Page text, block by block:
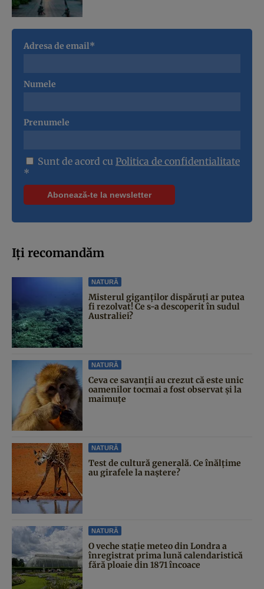
Adresa de email*
Numele
Prenumele
Sunt de acord cu Politica de confidentialitate
*
Iți recomandăm
NATURĂ
Misterul giganților dispăruți ar putea
fi rezolvat! Ce s-a descoperit în sudul
Australiei?
NATURĂ
Ceva ce savanții au crezut că este unic
oamenilor tocmai a fost observat și la
maimuțe
NATURĂ
Test de cultură generală. Ce înălțime
au girafele la naștere?
NATURĂ
O veche stație meteo din Londra a
înregistrat prima lună calendaristică
fără ploaie din 1871 încoace